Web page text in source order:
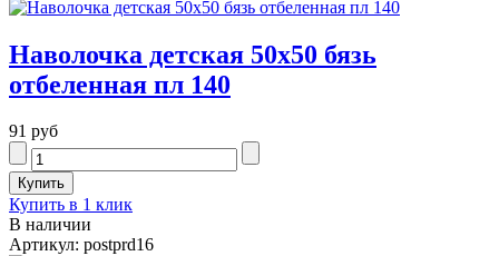
Наволочка детская 50х50 бязь
отбеленная пл 140
91 руб
Купить в 1 клик
В наличии
Артикул: postprd16